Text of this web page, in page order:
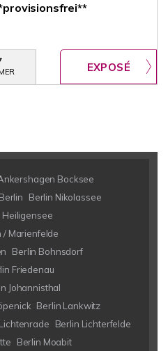
Bocksee
Berlin
Berlin Nikolassee
Heiligensee
/ Marienfelde
Berlin Bohnsdorf
Friedenau
Johannisthal
Berlin Lankwitz
Berlin Lichterfelde
Berlin Moabit